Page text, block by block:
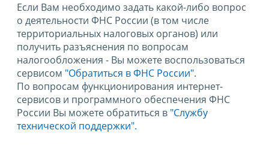
Если Вам необходимо задать какой-либо вопрос
о деятельности ФНС России (в том числе
территориальных налоговых органов) или
получить разъяснения по вопросам
налогообложения - Вы можете воспользоваться
сервисом "Обратиться в ФНС России".
По вопросам функционирования интернет-
сервисов и программного обеспечения ФНС
России Вы можете обратиться в "Службу
технической поддержки".